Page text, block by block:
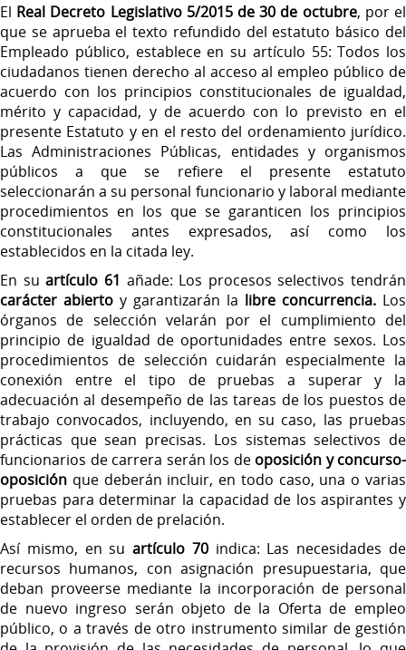
El Real Decreto Legislativo 5/2015 de 30 de octubre, por el
que se aprueba el texto refundido del estatuto básico del
Empleado público, establece en su artículo 55: Todos los
ciudadanos tienen derecho al acceso al empleo público de
acuerdo con los principios constitucionales de igualdad,
mérito y capacidad, y de acuerdo con lo previsto en el
presente Estatuto y en el resto del ordenamiento jurídico.
Las Administraciones Públicas, entidades y organismos
públicos a que se refiere el presente estatuto
seleccionarán a su personal funcionario y laboral mediante
procedimientos en los que se garanticen los principios
constitucionales antes expresados, así como los
establecidos en la citada ley.
En suartículo 61 añade: Los procesos selectivos tendrán
carácter abierto y garantizarán la libre concurrencia. Los
órganos de selección velarán por el cumplimiento del
principio de igualdad de oportunidades entre sexos. Los
procedimientos de selección cuidarán especialmente la
conexión entre el tipo de pruebas a superar y la
adecuación al desempeño de las tareas de los puestos de
trabajo convocados, incluyendo, en su caso, las pruebas
prácticas que sean precisas. Los sistemas selectivos de
funcionarios de carrera serán los de oposición y concurso-
oposición que deberán incluir, en todo caso, una o varias
pruebas para determinar la capacidad de los aspirantes y
establecer el orden de prelación.
Así mismo, en suartículo 70indica: Las necesidades de
recursos humanos, con asignación presupuestaria, que
deban proveerse mediante la incorporación de personal
de nuevo ingreso serán objeto de la Oferta de empleo
público, o a través de otro instrumento similar de gestión